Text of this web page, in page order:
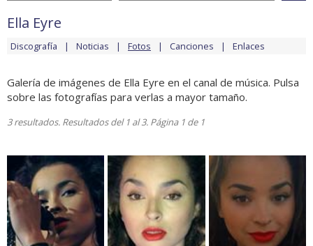
Ella Eyre
Discografía Noticias Fotos Canciones Enlaces
Galería de imágenes de Ella Eyre en el canal de música. Pulsa
sobre las fotografías para verlas a mayor tamaño.
3 resultados. Resultados del 1 al 3. Página 1 de 1